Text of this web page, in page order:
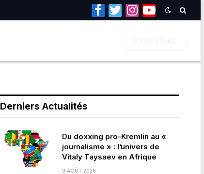
Facebook
TwitterInstagramYouTube
Derniers Actualités
Du doxxing pro-Kremlin au «
journalisme » : l’univers de
Vitaly Taysaev en Afrique
9 AOÛT 2026